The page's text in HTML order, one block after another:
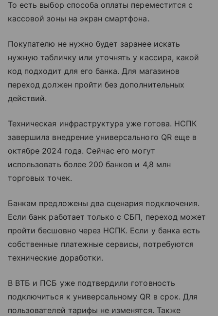
То есть выбор способа оплаты переместится с
кассовой зоны на экран смартфона.
Покупателю не нужно будет заранее искать
нужную табличку или уточнять у кассира, какой
код подходит для его банка. Для магазинов
переход должен пройти без дополнительных
действий.
Техническая инфраструктура уже готова. НСПК
завершила внедрение универсального QR еще в
октябре 2024 года. Сейчас его могут
использовать более 200 банков и 4,8 млн
торговых точек.
Банкам предложены два сценария подключения.
Если банк работает только с СБП, переход может
пройти бесшовно через НСПК. Если у банка есть
собственные платежные сервисы, потребуются
технические доработки.
В ВТБ и ПСБ уже подтвердили готовность
подключиться к универсальному QR в срок. Для
пользователей тарифы не изменятся. Также